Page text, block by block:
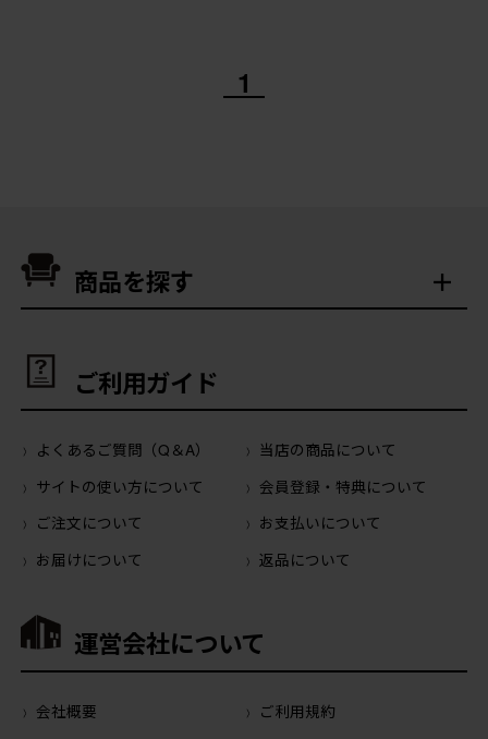
1
商品を探す
ご利用ガイド
よくあるご質問（Q＆A）
当店の商品について
サイトの使い方について
会員登録・特典について
ご注文について
お支払いについて
お届けについて
返品について
運営会社について
会社概要
ご利用規約